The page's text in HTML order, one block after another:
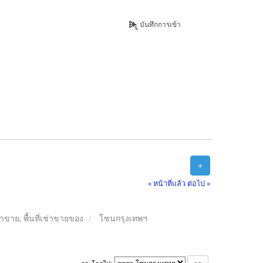
บันทึกการเข้า
+
« หน้าที่แล้ว ต่อไป »
ขาย, พื้นที่เช่าขายของ โซนกรุงเทพฯ